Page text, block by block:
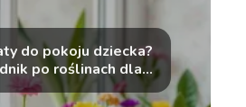
do pokoju dziecka?
po roślinach dla
malucha